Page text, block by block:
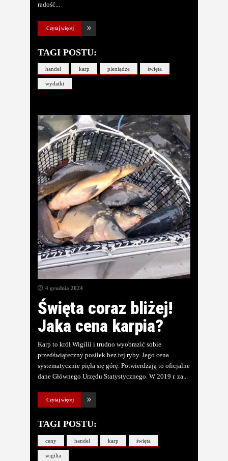
radość
Czytaj więcej
TAGI POSTU:
handel karp pieniądze święta
wydatki
4 grudnia 2024
Święta coraz bliżej!
Jaka cena karpia?
Karp to król Wigilii i trudno wyobrazić sobie
przedświąteczny posiłek bez tej ryby. Jego cena
systematycznie pięła się górę. Potwierdzają to oficjalne
dane Głównego Urzędu Statystycznego. W 2019 r. za
Czytaj więcej
TAGI POSTU:
ceny handel karp święta
wigilia